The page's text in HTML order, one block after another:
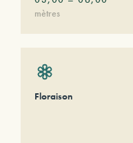
mètres
Floraison